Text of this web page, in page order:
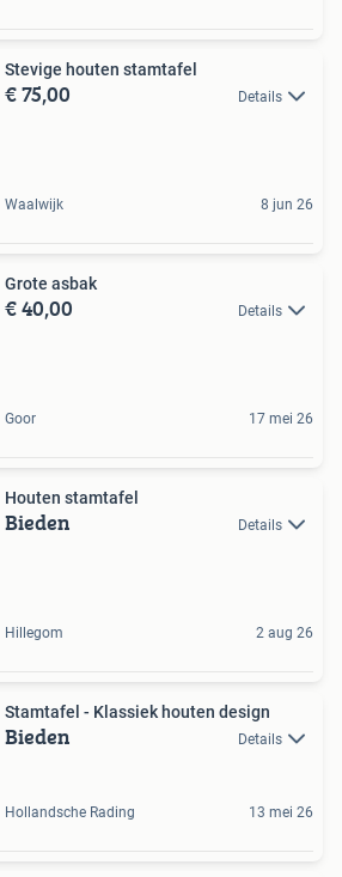
Stevige houten stamtafel
€ 75,00 Details
Waalwijk 8 jun 26
Grote asbak
€ 40,00 Details
Goor 17 mei 26
Houten stamtafel
Bieden Details
Hillegom 2 aug 26
Stamtafel - Klassiek houten design
Bieden Details
Hollandsche Rading 13 mei 26